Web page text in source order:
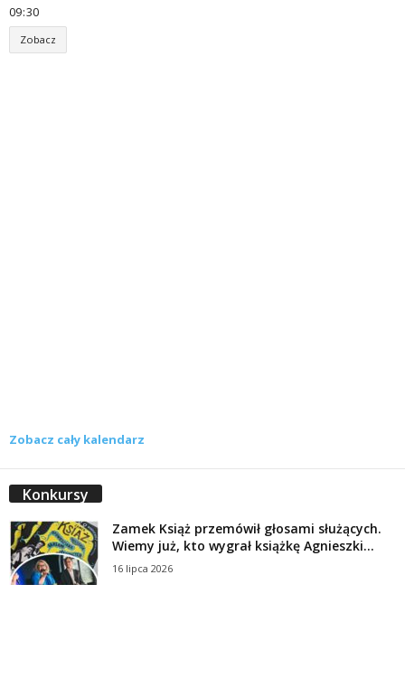
09:30
Zobacz
Zobacz cały kalendarz
Konkursy
Zamek Książ przemówił głosami służących.
Wiemy już, kto wygrał książkę Agnieszki...
16 lipca 2026